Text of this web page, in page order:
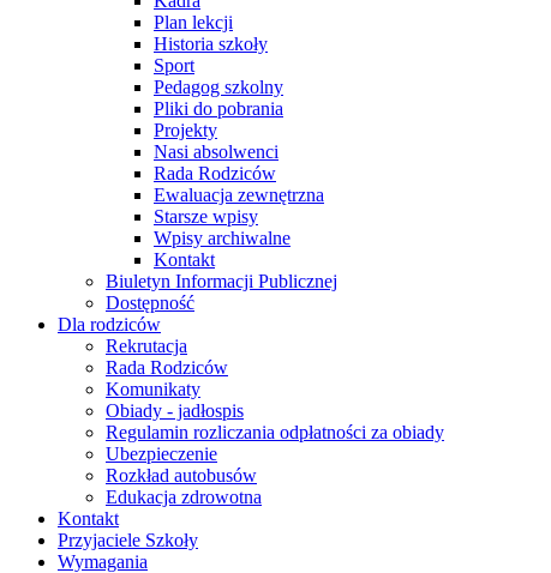
Plan lekcji
Historia szkoły
Sport
Pedagog szkolny
Pliki do pobrania
Projekty
Nasi absolwenci
Rada Rodziców
Ewaluacja zewnętrzna
Starsze wpisy
Wpisy archiwalne
Kontakt
Biuletyn Informacji Publicznej
Dostępność
Dla rodziców
Rekrutacja
Rada Rodziców
Komunikaty
Obiady - jadłospis
Regulamin rozliczania odpłatności za obiady
Ubezpieczenie
Rozkład autobusów
Edukacja zdrowotna
Kontakt
Przyjaciele Szkoły
Wymagania